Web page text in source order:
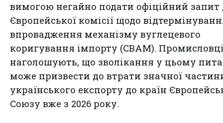
вимогою негайно подати офіційний запит
Європейської комісії щодо
впровадження механізму вуглецевого
коригування імпорту (CBAM).
наголошують, що зволікання у цьому
може призвести до втрати значної
українського експорту до країн
Союзу вже з 2026 року.